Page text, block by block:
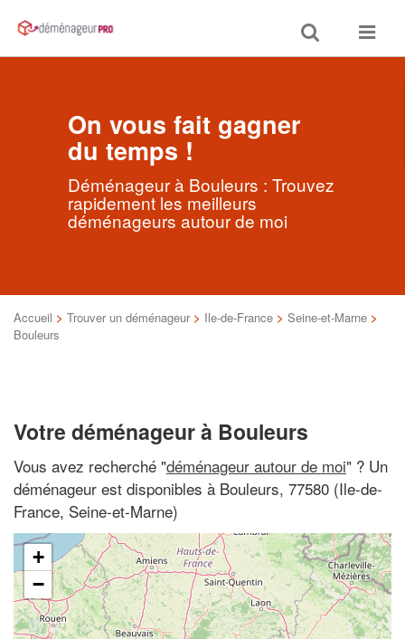
Toggle
search
Toggle
On vous fait gagner
du temps !
Déménageur à Bouleurs : Trouvez
rapidement les meilleurs
déménageurs autour de moi
Accueil > Trouver un déménageur > Ile-de-France > Seine-et-Marne >
Bouleurs
Votre déménageur à Bouleurs
Vous avez recherché "déménageur autour de moi" ? Un
déménageur est disponibles à Bouleurs, 77580 (Ile-de-
France, Seine-et-Marne)
+
−